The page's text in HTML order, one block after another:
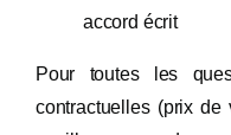
accord écrit
Pour toutes les
contractuelles (prix de